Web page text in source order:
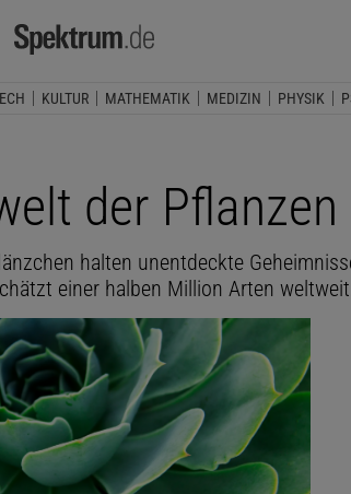
KULTUR MATHEMATIK MEDIZIN PHYSIK
der Pflanzen
halten unentdeckte
einer halben Million Arten